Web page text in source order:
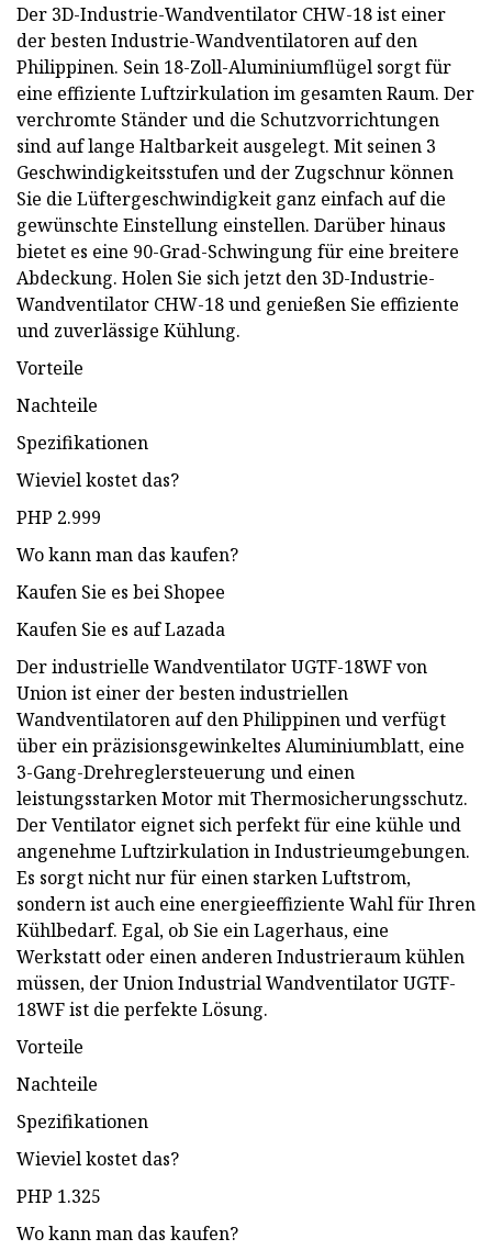
Der 3D-Industrie-Wandventilator CHW-18 ist einer
der besten Industrie-Wandventilatoren auf den
Philippinen. Sein 18-Zoll-Aluminiumflügel sorgt für
eine effiziente Luftzirkulation im gesamten Raum. Der
verchromte Ständer und die Schutzvorrichtungen
sind auf lange Haltbarkeit ausgelegt. Mit seinen 3
Geschwindigkeitsstufen und der Zugschnur können
Sie die Lüftergeschwindigkeit ganz einfach auf die
gewünschte Einstellung einstellen. Darüber hinaus
bietet es eine 90-Grad-Schwingung für eine breitere
Abdeckung. Holen Sie sich jetzt den 3D-Industrie-
Wandventilator CHW-18 und genießen Sie effiziente
und zuverlässige Kühlung.
Vorteile
Nachteile
Spezifikationen
Wieviel kostet das?
PHP 2.999
Wo kann man das kaufen?
Kaufen Sie es bei Shopee
Kaufen Sie es auf Lazada
Der industrielle Wandventilator UGTF-18WF von
Union ist einer der besten industriellen
Wandventilatoren auf den Philippinen und verfügt
über ein präzisionsgewinkeltes Aluminiumblatt, eine
3-Gang-Drehreglersteuerung und einen
leistungsstarken Motor mit Thermosicherungsschutz.
Der Ventilator eignet sich perfekt für eine kühle und
angenehme Luftzirkulation in Industrieumgebungen.
Es sorgt nicht nur für einen starken Luftstrom,
sondern ist auch eine energieeffiziente Wahl für Ihren
Kühlbedarf. Egal, ob Sie ein Lagerhaus, eine
Werkstatt oder einen anderen Industrieraum kühlen
müssen, der Union Industrial Wandventilator UGTF-
18WF ist die perfekte Lösung.
Vorteile
Nachteile
Spezifikationen
Wieviel kostet das?
PHP 1.325
Wo kann man das kaufen?